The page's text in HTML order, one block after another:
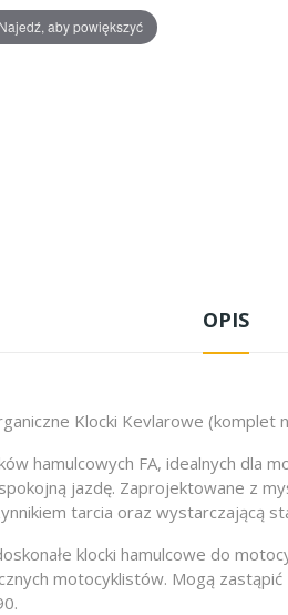
Najedź, aby powiększyć
OPIS
Klocki Kevlarowe (komplet
hamulcowych FA, idealnych dla
jazdę. Zaprojektowane z
tarcia oraz wystarczającą
klocki hamulcowe do
motocyklistów. Mogą